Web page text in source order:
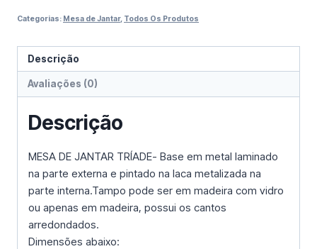
Categorias: Mesa de Jantar, Todos Os Produtos
Descrição
Avaliações (0)
Descrição
MESA DE JANTAR TRÍADE- Base em metal laminado
na parte externa e pintado na laca metalizada na
parte interna.Tampo pode ser em madeira com vidro
ou apenas em madeira, possui os cantos
arredondados.
Dimensões abaixo: